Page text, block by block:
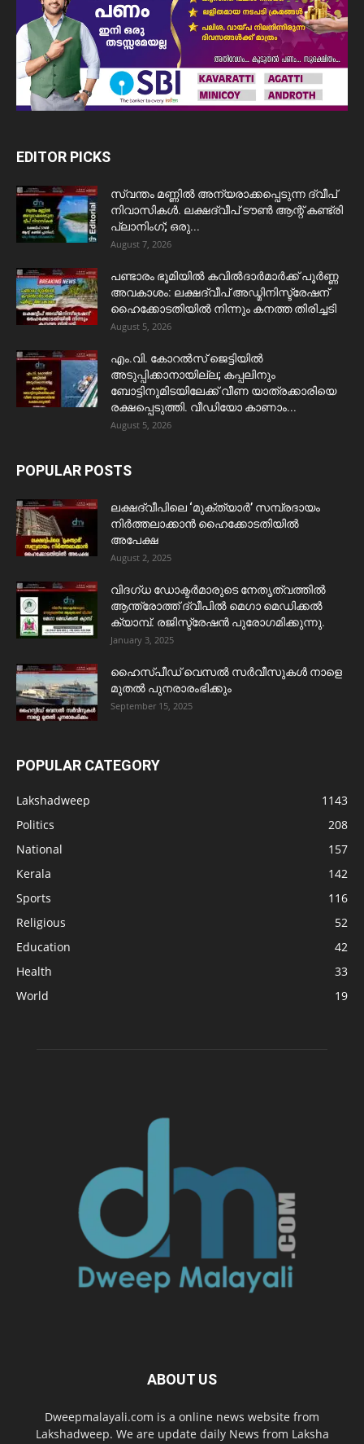
EDITOR PICKS
സ്വന്തം മണ്ണിൽ അന്യരാക്കപ്പെടുന്ന ദ്വീപ്
നിവാസികൾ. ലക്ഷദ്വീപ് ടൗൺ ആന്റ് കണ്ട്രി
പ്ലാനിംഗ്; ഒരു...
August 7, 2026
പണ്ടാരം ഭൂമിയിൽ കവിൽദാർമാർക്ക് പൂർണ്ണ
അവകാശം: ലക്ഷദ്വീപ് അഡ്മിനിസ്ട്രേഷന്
ഹൈക്കോടതിയിൽ നിന്നും കനത്ത തിരിച്ചടി
August 5, 2026
​എം.വി. കോറൽസ് ജെട്ടിയിൽ
അടുപ്പിക്കാനായില്ല; കപ്പലിനും
ബോട്ടിനുമിടയിലേക്ക് വീണ യാത്രക്കാരിയെ
രക്ഷപ്പെടുത്തി. വീഡിയോ കാണാം...
August 5, 2026
POPULAR POSTS
ലക്ഷദ്വീപിലെ ‘മുക്ത്യാർ’ സമ്പ്രദായം
നിർത്തലാക്കാൻ ഹൈക്കോടതിയിൽ
അപേക്ഷ
August 2, 2025
വിദഗ്ധ ഡോക്ടർമാരുടെ നേതൃത്വത്തിൽ
ആന്ത്രോത്ത് ദ്വീപിൽ മെഗാ മെഡിക്കൽ
ക്യാമ്പ്. രജിസ്ട്രേഷൻ പുരോഗമിക്കുന്നു.
January 3, 2025
ഹൈസ്പീഡ് വെസൽ സർവീസുകൾ നാളെ
മുതൽ പുനരാരംഭിക്കും
September 15, 2025
POPULAR CATEGORY
Lakshadweep
1143
Politics
208
National
157
Kerala
142
Sports
116
Religious
52
Education
42
Health
33
World
19
ABOUT US
Dweepmalayali.com is a online news website from
Lakshadweep. We are update daily News from Laksha